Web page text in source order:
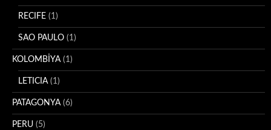
RECIFE (1)
SAO PAULO (1)
KOLOMBİYA(1)
LETICIA(1)
PATAGONYA(6)
PERU (5)